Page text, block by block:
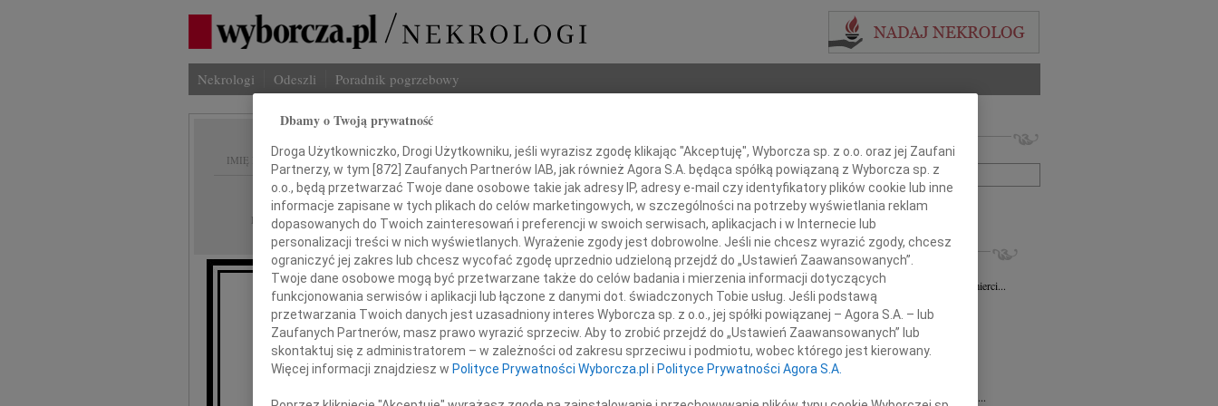
Nekrologi Odeszli Poradnik pogrzebowy
IMIĘ I NAZWISKO:
REGION: Łódź
DATA EMISJI: 20.10.2010
Panu
dr. n. med.
Jackowi Grabowskiemu
Imię i nazwisko lub numer ogłoszenia:
+ szukanie zaawansowane
INNE NEKROLOGI
Tadeusz Gapiński 03.08.2026
Z dużym żalem przyjęliśmy wiadomość o śmierci...
31.07.2026Łódź
Wyrazy głębokiego współczucia dla...
29.07.2026
Łódź
Wyrazy współczucia Pani Janinie...
27.07.2026
Pani Joannie Nowińskiej wyrazy głębokiego...
Dbamy o Twoją prywatność
Droga Użytkowniczko, Drogi Użytkowniku, jeśli wyrazisz zgodę klikając "Akceptuję", Wyborcza sp. z o.o. oraz jej Zaufani
Partnerzy, w tym [872] Zaufanych Partnerów IAB, jak również Agora S.A. będąca spółką powiązaną z Wyborcza sp. z
o.o., będą przetwarzać Twoje dane osobowe takie jak adresy IP, adresy e-mail czy identyfikatory plików cookie lub inne
informacje zapisane w tych plikach do celów marketingowych, w szczególności na potrzeby wyświetlania reklam
dopasowanych do Twoich zainteresowań i preferencji w swoich serwisach, aplikacjach i w Internecie lub
personalizacji treści w nich wyświetlanych. Wyrażenie zgody jest dobrowolne. Jeśli nie chcesz wyrazić zgody, chcesz
ograniczyć jej zakres lub chcesz wycofać zgodę uprzednio udzieloną przejdź do „Ustawień Zaawansowanych”.
Twoje dane osobowe mogą być przetwarzane także do celów badania i mierzenia informacji dotyczących
funkcjonowania serwisów i aplikacji lub łączone z danymi dot. świadczonych Tobie usług. Jeśli podstawą
przetwarzania Twoich danych jest uzasadniony interes Wyborcza sp. z o.o., jej spółki powiązanej – Agora S.A. – lub
Zaufanych Partnerów, masz prawo wyrazić sprzeciw. Aby to zrobić przejdź do „Ustawień Zaawansowanych” lub
skontaktuj się z administratorem – w zależności od zakresu sprzeciwu i podmiotu, wobec którego jest kierowany.
Więcej informacji znajdziesz w Polityce Prywatności Wyborcza.pl i Polityce Prywatności Agora S.A.